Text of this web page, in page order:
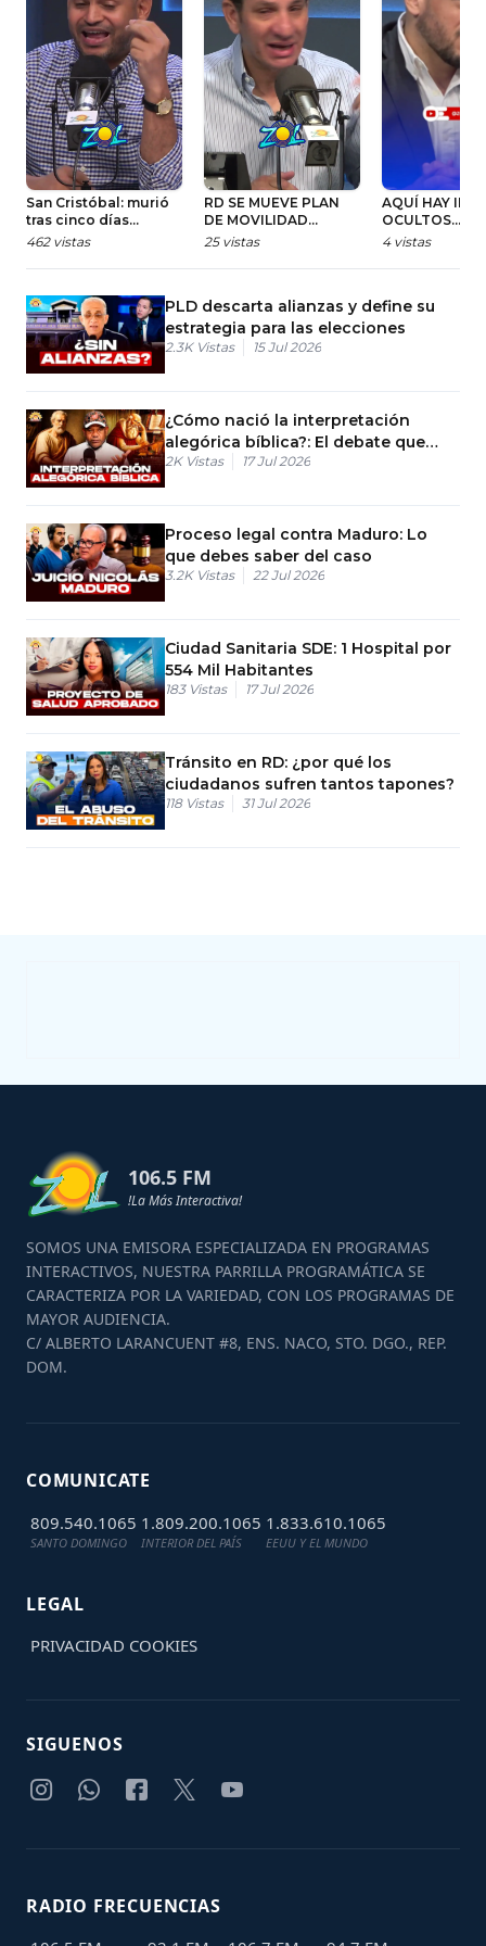
San Cristóbal: murió
tras cinco días
detenido bajo
462 vistas
RD SE MUEVE PLAN
DE MOVILIDAD
INTRANT
25 vistas
AQUÍ HAY
OCULTOS…
OPINAS?
#gobierno
4 vistas
PLD descarta alianzas y define su
estrategia para las elecciones
2.3K Vistas 15 Jul 2026
¿Cómo nació la interpretación
alegórica bíblica?: El debate que
marcó el cristianismo
2K Vistas 17 Jul 2026
Proceso legal contra Maduro: Lo
que debes saber del caso
3.2K Vistas 22 Jul 2026
Ciudad Sanitaria SDE: 1 Hospital por
554 Mil Habitantes
183 Vistas 17 Jul 2026
Tránsito en RD: ¿por qué los
ciudadanos sufren tantos tapones?
118 Vistas 31 Jul 2026
106.5 FM
!La Más Interactiva!
SOMOS UNA EMISORA ESPECIALIZADA EN PROGRAMAS
INTERACTIVOS, NUESTRA PARRILLA PROGRAMÁTICA SE
CARACTERIZA POR LA VARIEDAD, CON LOS PROGRAMAS DE
MAYOR AUDIENCIA.
C/ ALBERTO LARANCUENT #8, ENS. NACO, STO. DGO., REP.
DOM.
COMUNICATE
809.540.1065
SANTO DOMINGO
1.809.200.1065
INTERIOR DEL PAÍS
1.833.610.1065
EEUU Y EL MUNDO
LEGAL
PRIVACIDAD COOKIES
SIGUENOS
RADIO FRECUENCIAS